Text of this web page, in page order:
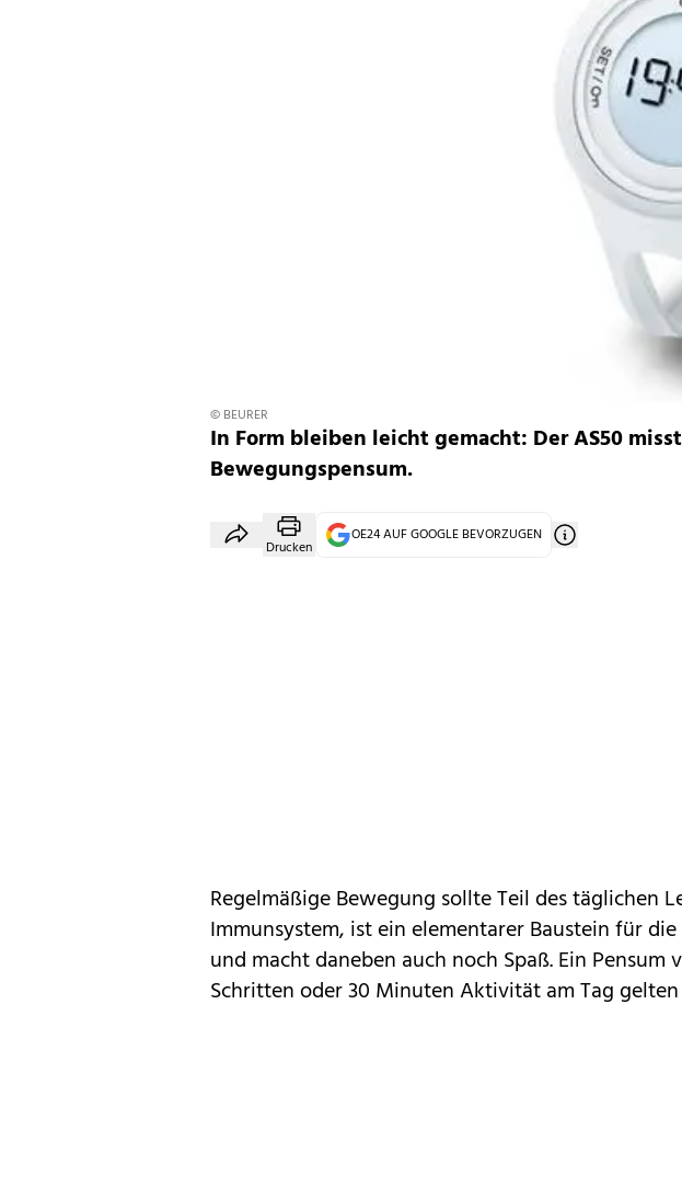
© BEURER
In Form bleiben leicht gemacht: Der AS50
Bewegungspensum.
Drucken
OE24 AUF GOOGLE BEVORZUGEN
Regelmäßige Bewegung sollte Teil des täglichen
Immunsystem, ist ein elementarer Baustein für
und macht daneben auch noch Spaß. Ein Pensum
Schritten oder 30 Minuten Aktivität am Tag